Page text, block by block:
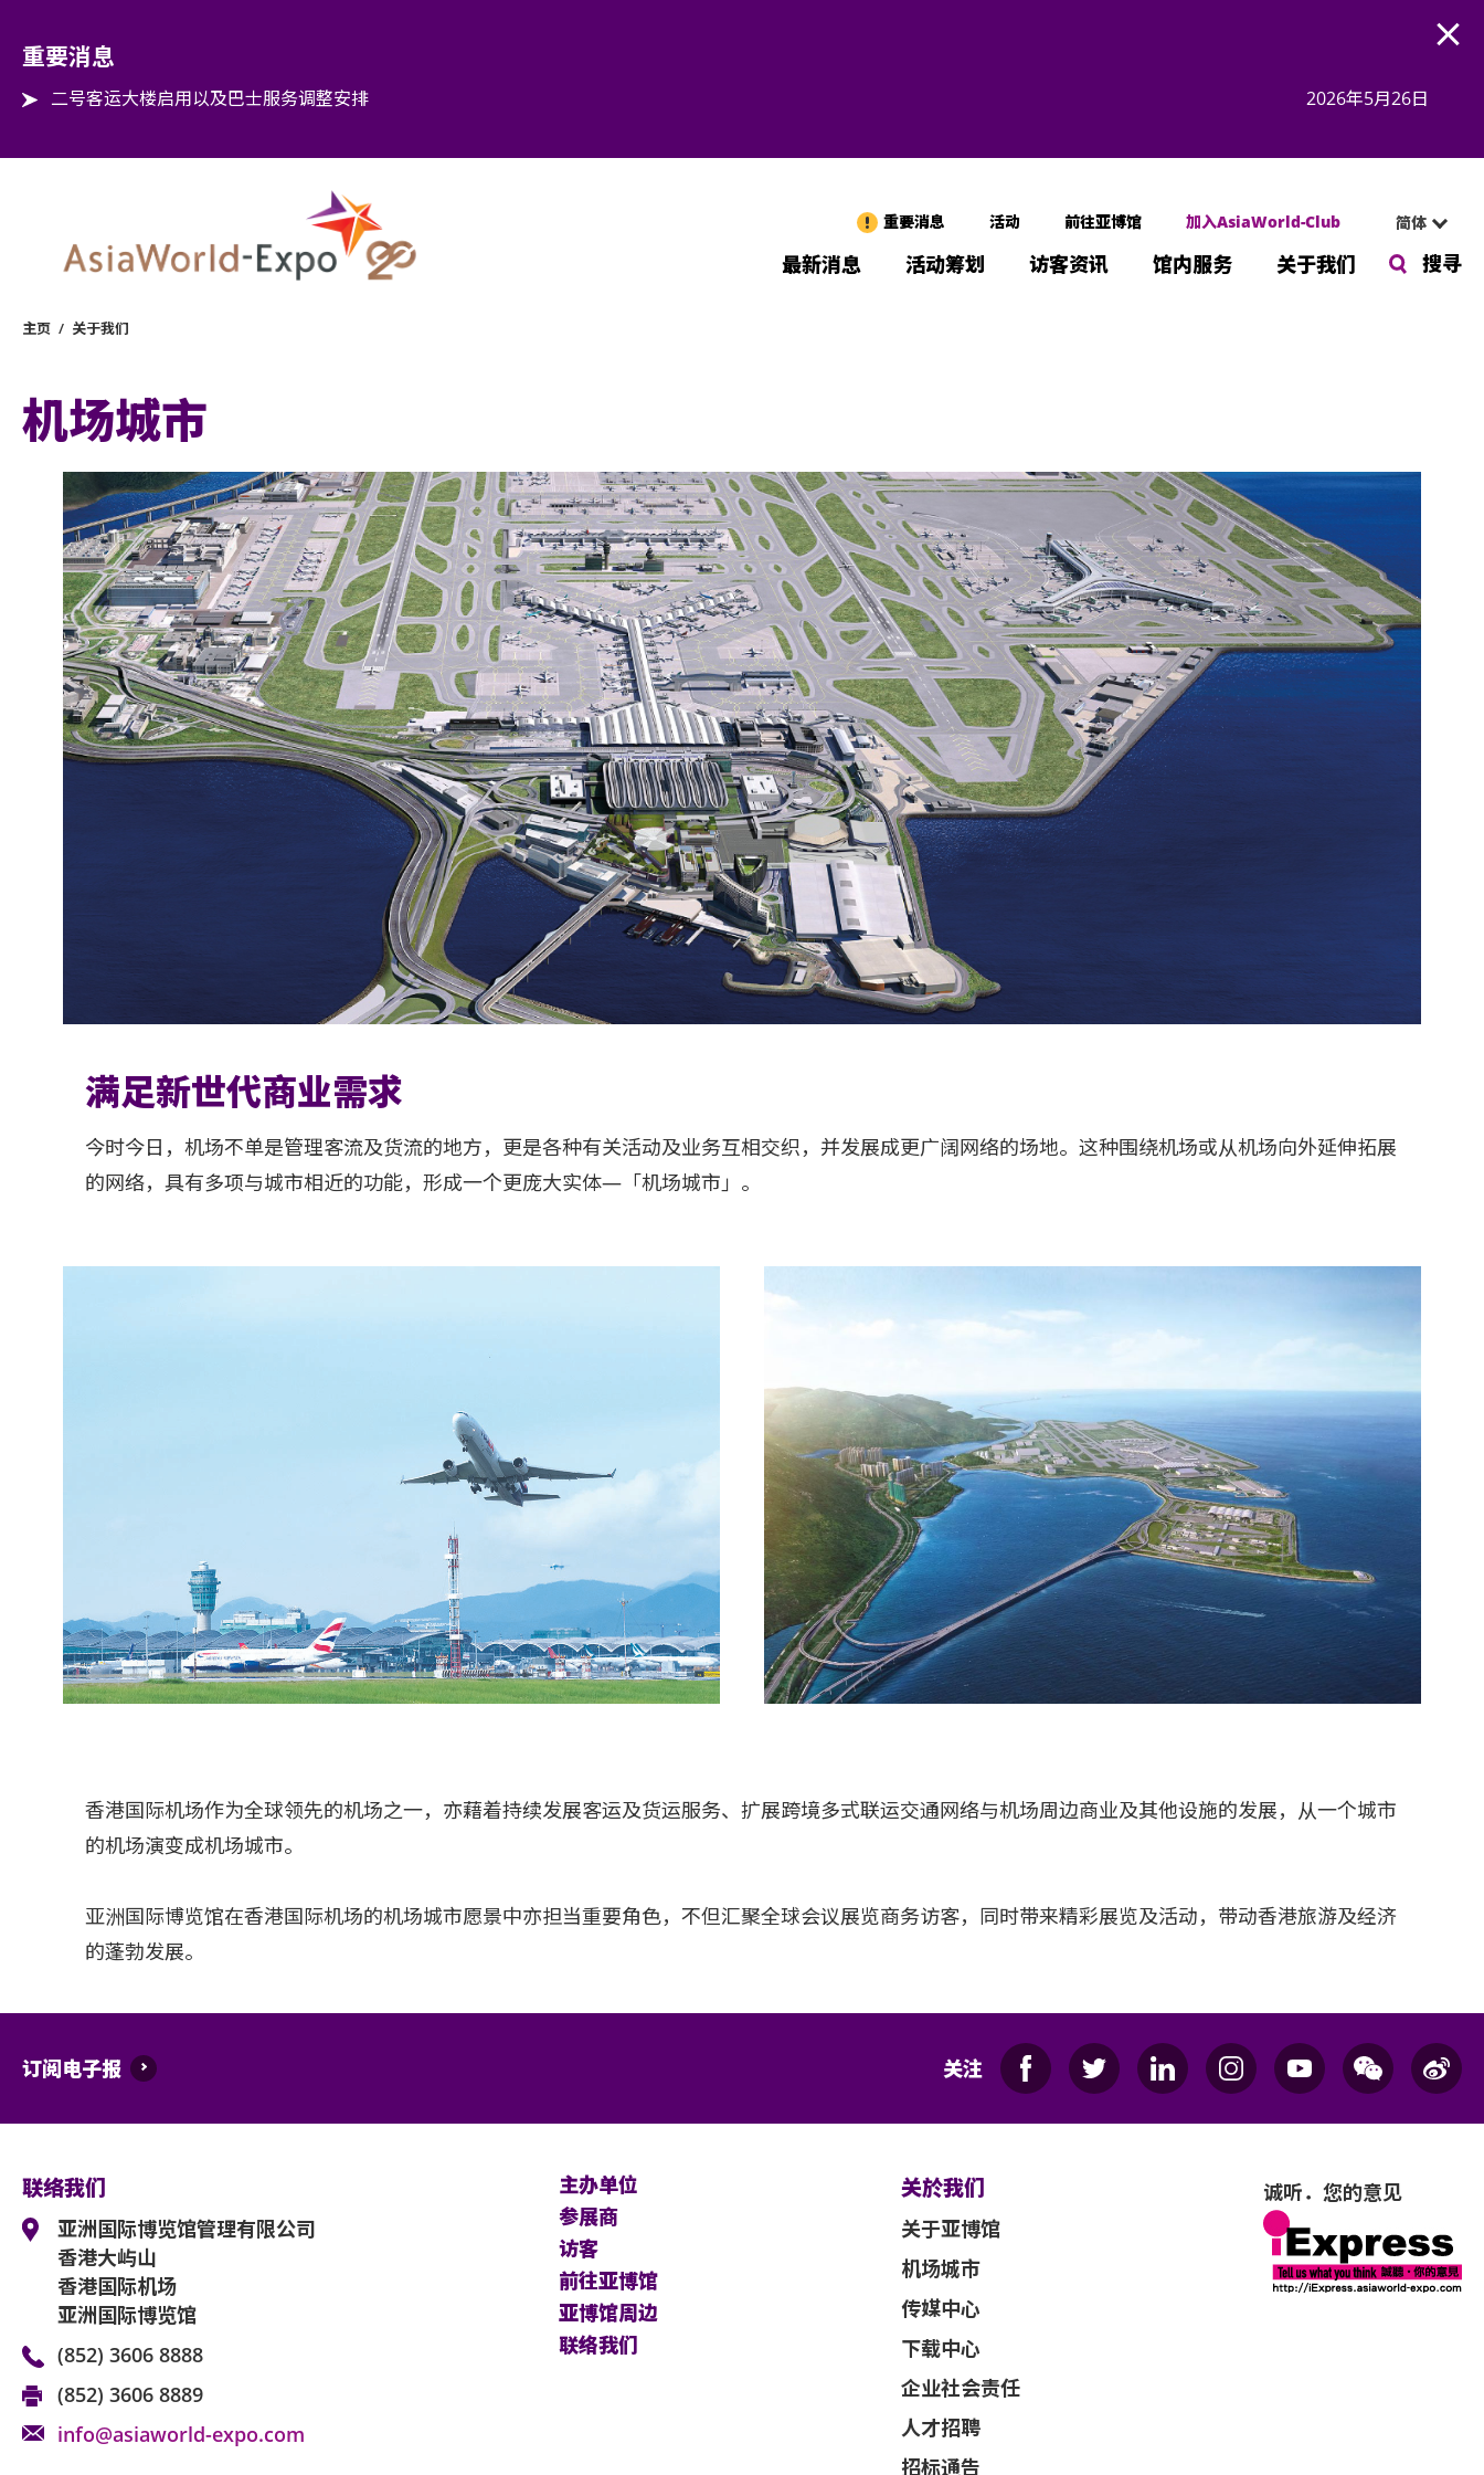
重要消息
二号客运大楼启用以及巴士服务调整安排 2026年5月26日
重要消息 活动 前往亚博馆 加入AsiaWorld-Club 简体
最新消息 活动筹划 访客资讯 馆内服务 关于我们 搜寻
主页 / 关于我们
机场城市
满足新世代商业需求
今时今日，机场不单是管理客流及货流的地方，更是各种有关活动及业务互相交织，并发展成更广阔网络的场地。这种围绕机场或从机场向外延伸拓展
的网络，具有多项与城市相近的功能，形成一个更庞大实体—「机场城市」。
香港国际机场作为全球领先的机场之一，亦藉着持续发展客运及货运服务、扩展跨境多式联运交通网络与机场周边商业及其他设施的发展，从一个城市
的机场演变成机场城市。
亚洲国际博览馆在香港国际机场的机场城市愿景中亦担当重要角色，不但汇聚全球会议展览商务访客，同时带来精彩展览及活动，带动香港旅游及经济
的蓬勃发展。
订阅电子报 关注
联络我们
亚洲国际博览馆管理有限公司
香港大屿山
香港国际机场
亚洲国际博览馆
(852) 3606 8888
(852) 3606 8889
info@asiaworld-expo.com
主办单位
参展商
访客
前往亚博馆
亚博馆周边
联络我们
关於我们
关于亚博馆
机场城市
传媒中心
下载中心
企业社会责任
人才招聘
招标通告
诚听．您的意见